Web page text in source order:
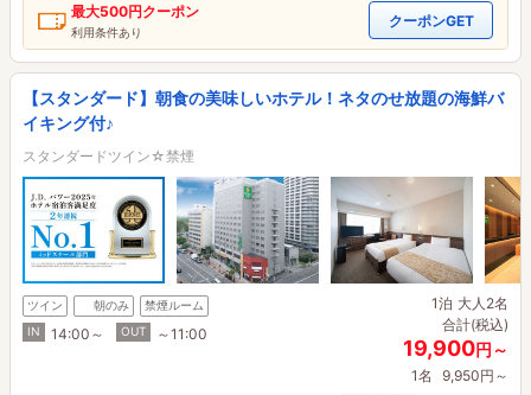
最大500円クーポン
利用条件あり
クーポンGET
【スタンダード】朝食の美味しいホテル！ネタのせ放題の海鮮バ
イキング付♪
スタンダードツイン☆禁煙
ツイン 朝のみ
禁煙ルーム
IN
14:00～ OUT ～11:00
1泊 大人2名
合計(税込)
19,900円～
1名 9,950円～